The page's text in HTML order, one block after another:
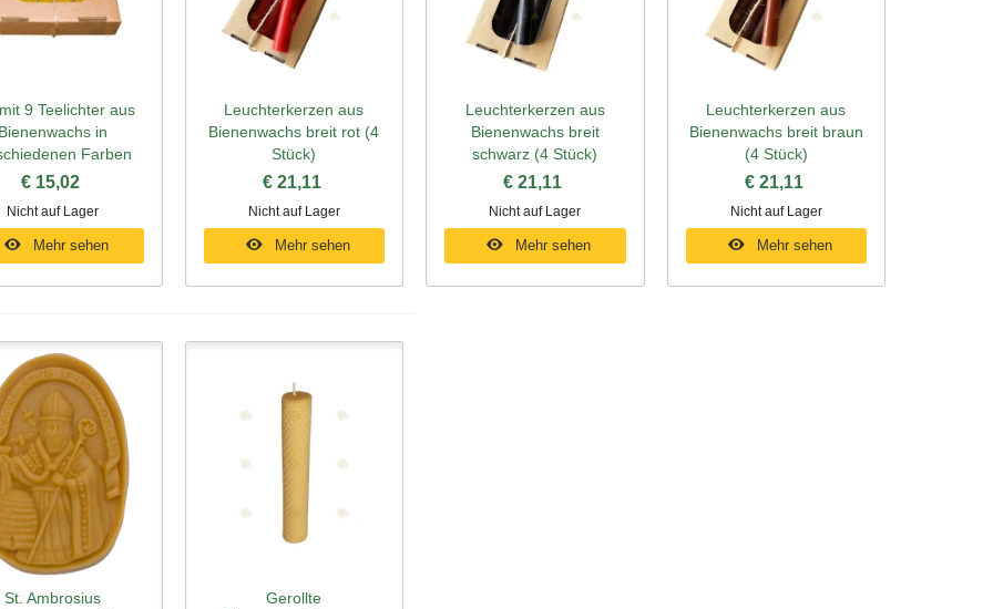
9 Teelichter aus
Bienenwachs in
Farben
€ 15,02
Nicht auf Lager
Mehr sehen
Schnellansicht
Leuchterkerzen aus
Bienenwachs breit rot (4
Stück)
€ 21,11
Nicht auf Lager
Mehr sehen
Schnellansicht
Leuchterkerzen aus
Bienenwachs breit
schwarz (4 Stück)
€ 21,11
Nicht auf Lager
Mehr sehen
Schnellansicht
Leuchterkerzen aus
Bienenwachs breit braun
(4 Stück)
€ 21,11
Nicht auf Lager
Mehr sehen
St. Ambrosius
Schnellansicht
Gerollte